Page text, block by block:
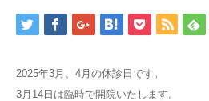
2025年3月、4月の休診日です。
3月14日は臨時で開院いたします。
Q&A
治療のながれ